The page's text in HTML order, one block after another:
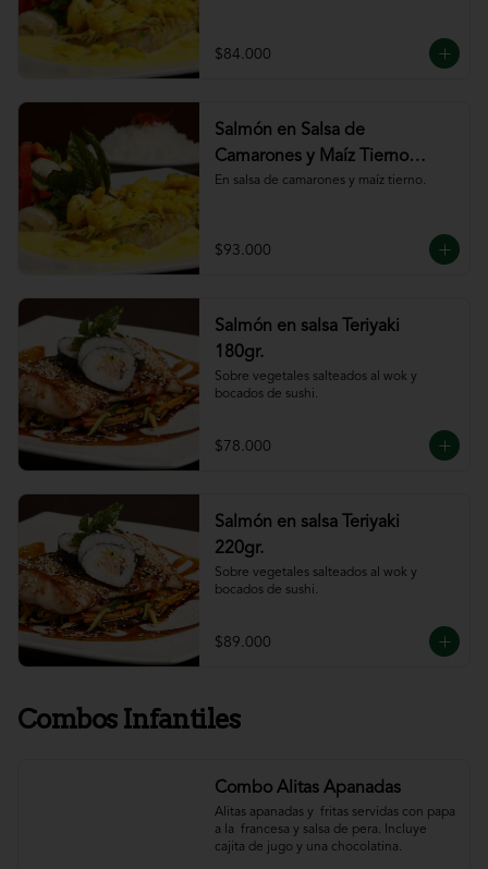
$84.000
Salmón en Salsa de
Camarones y Maíz Tierno
220gr
En salsa de camarones y maíz tierno.
$93.000
Salmón en salsa Teriyaki
180gr.
Sobre vegetales salteados al wok y
bocados de sushi.
$78.000
Salmón en salsa Teriyaki
220gr.
Sobre vegetales salteados al wok y
bocados de sushi.
$89.000
Combos Infantiles
Combo Alitas Apanadas
Alitas apanadas y  fritas servidas con papa
a la  francesa y salsa de pera. Incluye
cajita de jugo y una chocolatina.